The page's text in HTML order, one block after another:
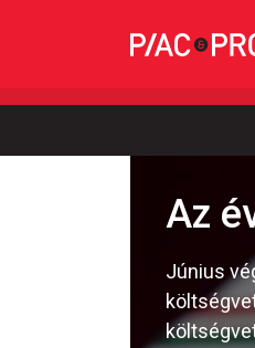
Az
Június